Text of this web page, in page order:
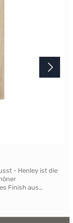
- Henley ist die
Finish aus
geschützt und